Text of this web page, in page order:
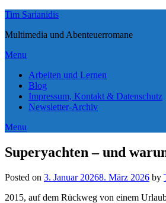
Tim Sarianidis
Multimedia und Abenteuerromane
Menu
Arbeiten und Lernen
Blog
Impressum, Kontakt & Datenschutz
Newsletter-Archiv
Menu
Superyachten – und
Posted on 3. Januar 20268. März 2026 by
2015, auf dem Rückweg von einem